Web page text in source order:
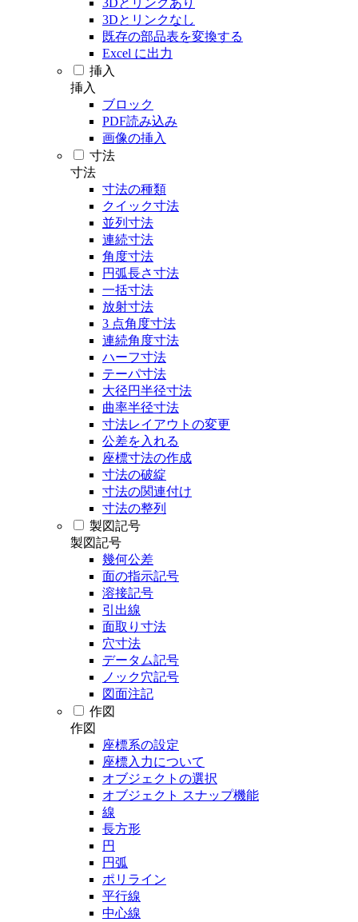
3Dとリンクあり
3Dとリンクなし
既存の部品表を変換する
Excel に出力
挿入
挿入
ブロック
PDF読み込み
画像の挿入
寸法
寸法
寸法の種類
クイック寸法
並列寸法
連続寸法
角度寸法
円弧長さ寸法
一括寸法
放射寸法
3 点角度寸法
連続角度寸法
ハーフ寸法
テーパ寸法
大径円半径寸法
曲率半径寸法
寸法レイアウトの変更
公差を入れる
座標寸法の作成
寸法の破綻
寸法の関連付け
寸法の整列
製図記号
製図記号
幾何公差
面の指示記号
溶接記号
引出線
面取り寸法
穴寸法
データム記号
ノック穴記号
図面注記
作図
作図
座標系の設定
座標入力について
オブジェクトの選択
オブジェクト スナップ機能
線
長方形
円
円弧
ポリライン
平行線
中心線